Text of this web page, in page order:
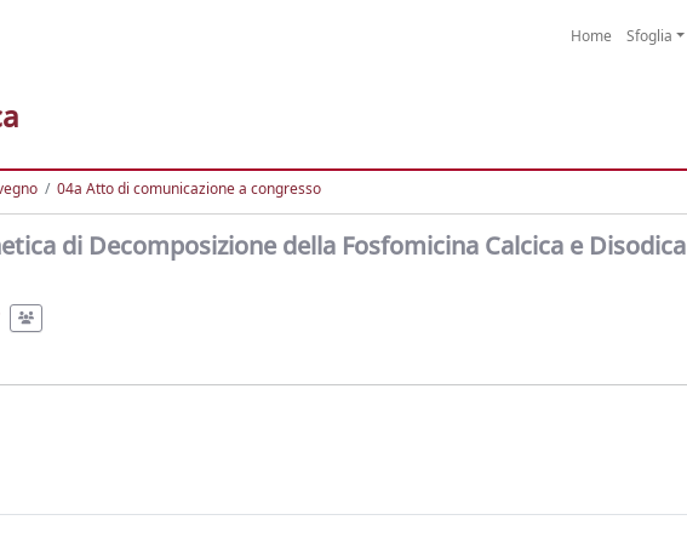
Home Sfoglia
04a Atto di comunicazione a congresso
di Decomposizione della Fosfomicina Calcica e Disodica